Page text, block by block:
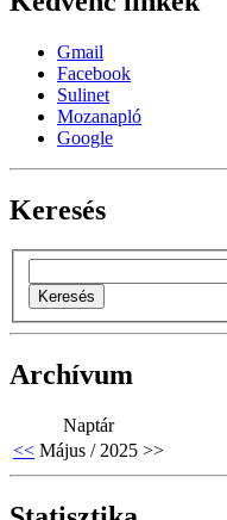
Gmail
Facebook
Sulinet
Mozanapló
Google
Keresés
Archívum
Naptár
<< Május / 2025 >>